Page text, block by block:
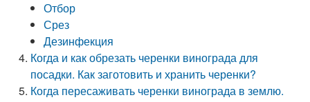
Отбор
Срез
Дезинфекция
Когда и как обрезать черенки винограда для
посадки. Как заготовить и хранить черенки?
Когда пересаживать черенки винограда в землю.